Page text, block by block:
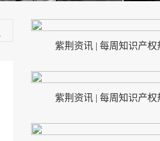
紫荆资讯 | 每周知识产权
紫荆资讯 | 每周知识产权